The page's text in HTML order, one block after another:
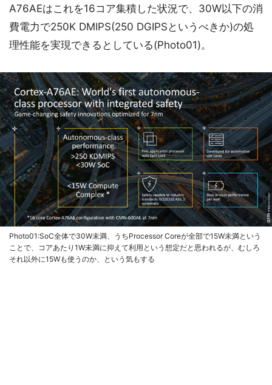
A76AEはこれを16コア集積した状況で、30W以下の消
費電力で250K DMIPS(250 DGIPSというべきか)の処
理性能を実現できるとしている(Photo01)。
Photo01:SoC全体で30W未満、うちProcessor Coreが全部で15W未満という
ことで、コアあたり1W未満に抑えて利用という想定だと思われるが、むしろ
それ以外に15Wも使うのか、という気もする